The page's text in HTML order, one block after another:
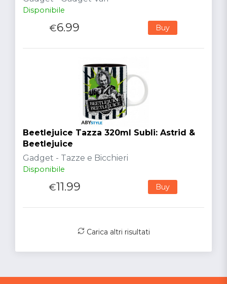
Disponibile
€6.99 Buy
Beetlejuice Tazza 320ml Subli: Astrid &
Beetlejuice
Gadget - Tazze e Bicchieri
Disponibile
€11.99 Buy
Carica altri risultati